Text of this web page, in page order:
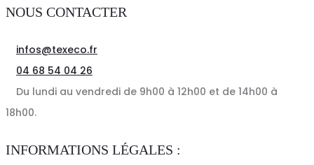
NOUS CONTACTER
infos@texeco.fr
04 68 54 04 26
Du lundi au vendredi de 9h00 à 12h00 et de 14h00 à
18h00.
INFORMATIONS LÉGALES :